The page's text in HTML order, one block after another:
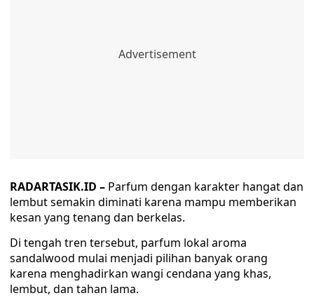
RADARTASIK.ID – Parfum dengan karakter hangat dan
lembut semakin diminati karena mampu memberikan
kesan yang tenang dan berkelas.
Di tengah tren tersebut, parfum lokal aroma
sandalwood mulai menjadi pilihan banyak orang
karena menghadirkan wangi cendana yang khas,
lembut, dan tahan lama.